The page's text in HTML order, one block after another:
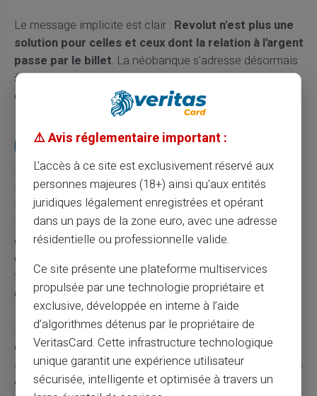
Le message implicite est clair : Revolut n'est plus une
solution pour celles et ceux dont la relation à l'argent
passe par le billet. La néobanque s'adresse désormais
à un public déjà bancarisé, déjà numérisé, déjà familier
des flux dématérialisés.
Le cash reste un service essentiel pour une
partie des Français
L'arrêt du rechargement par espèces chez Revolut ne se
lit pas isolément. Il s'inscrit dans un mouvement plus
large de retrait progressif des solutions de gestion du
liquide chez les acteurs numériques. Pourtant, les
espèces restent un moyen de paiement utilisé au
quotidien par une part significative de la population
française, pour la budgétisation, la confidentialité des
dépenses ou simplement la confiance dans le tangible.
La question n'est donc pas de savoir si le cash va
disparaître – il ne disparaît pas – mais de savoirquelles
solutions continueront à servir les utilisateurs qui en
ont besoin. À mesure que les néobanques renoncent à
⚠️ Avis réglementaire important :
L'accès à ce site est exclusivement réservé aux
personnes majeures (18+) ainsi qu'aux entités
juridiques légalement enregistrées et opérant
dans un pays de la zone euro, avec une adresse
résidentielle ou professionnelle valide.
Ce site présente une plateforme multiservices
propulsée par une technologie propriétaire et
exclusive, développée en interne à l’aide
d’algorithmes détenus par le propriétaire de
VeritasCard. Cette infrastructure technologique
unique garantit une expérience utilisateur
sécurisée, intelligente et optimisée à travers un